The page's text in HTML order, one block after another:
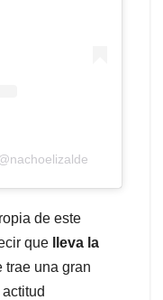
de este
que
lleva la
trae una gran